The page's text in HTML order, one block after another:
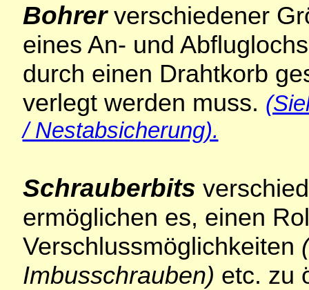
Bohrerverschiedener
eines An- und
durch einen Drahtkorb
verlegt werden muss.
/ Nestabsicherung).
Schrauberbits
ermöglichen es, einen
Verschlussmöglichkeiten
Imbusschrauben) etc. zu